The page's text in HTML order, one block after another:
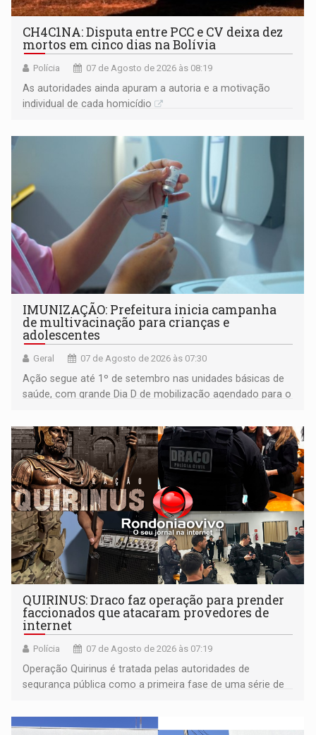
CH4C1NA: Disputa entre PCC e CV deixa dez
mortos em cinco dias na Bolívia
Polícia 07 de Agosto de 2026 às 08:19
As autoridades ainda apuram a autoria e a motivação
individual de cada homicídio
IMUNIZAÇÃO: Prefeitura inicia campanha
de multivacinação para crianças e
adolescentes
Geral 07 de Agosto de 2026 às 07:30
Ação segue até 1º de setembro nas unidades básicas de
saúde, com grande Dia D de mobilização agendado para o
QUIRINUS: Draco faz operação para prender
faccionados que atacaram provedores de
internet
Polícia 07 de Agosto de 2026 às 07:19
Operação Quirinus é tratada pelas autoridades de
segurança pública como a primeira fase de uma série de